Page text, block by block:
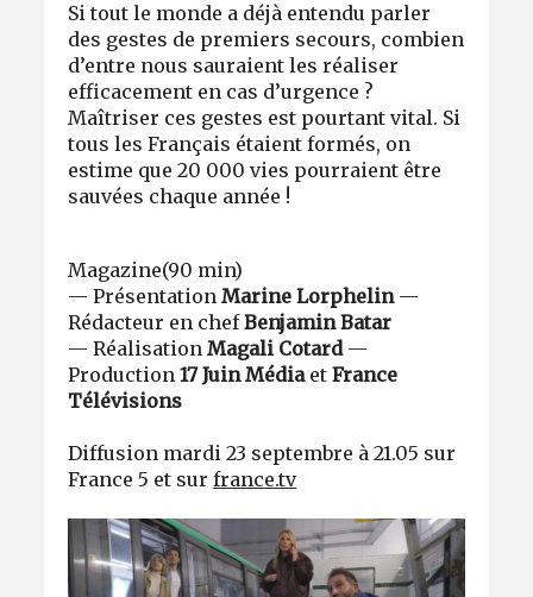
Si tout le monde a déjà entendu parler
des gestes de premiers secours, combien
d’entre nous sauraient les réaliser
efficacement en cas d’urgence ?
Maîtriser ces gestes est pourtant vital. Si
tous les Français étaient formés, on
estime que 20 000 vies pourraient être
sauvées chaque année !
Magazine(90 min)
— PrésentationMarine Lorphelin—
Rédacteur en chefBenjamin Batar
— RéalisationMagali Cotard—
Production17 Juin Média et France
Télévisions
Diffusion mardi 23 septembre à 21.05 sur
France 5 et surfrance.tv